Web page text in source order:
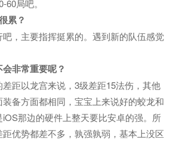
局吧。
累？
，主要指挥挺累的。遇到新的队伍感觉
非常重要呢？
以龙宫来说，3级差距15法伤，其他
备方面都相同，宝宝上来说好的蛟龙和
那边的硬件上整天要比安卓的强。所
优势都差不多，孰强孰弱，基本上没区